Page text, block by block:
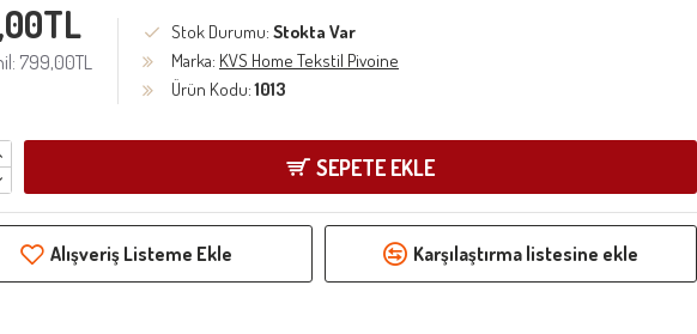
799,00TL
Stok Durumu: Stokta Var
Marka: KVS Home Tekstil Pivoine
Ürün Kodu: 1013
SEPETE EKLE
Alışveriş Listeme Ekle Karşılaştırma listesine ekle